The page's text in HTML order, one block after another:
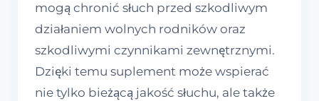
mogą chronić słuch przed szkodliwym
działaniem wolnych rodników oraz
szkodliwymi czynnikami zewnętrznymi.
Dzięki temu suplement może wspierać
nie tylko bieżącą jakość słuchu, ale także